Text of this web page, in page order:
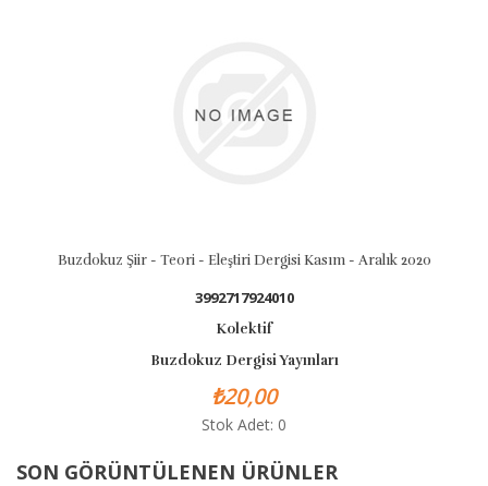
Buzdokuz Şiir - Teori - Eleştiri Dergisi Kasım - Aralık 2020
3992717924010
Kolektif
Buzdokuz Dergisi Yayınları
₺20,00
Stok Adet: 0
SON GÖRÜNTÜLENEN ÜRÜNLER